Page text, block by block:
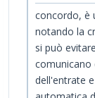
concordo, è
notando la
si può
comunicano
dell'entrate